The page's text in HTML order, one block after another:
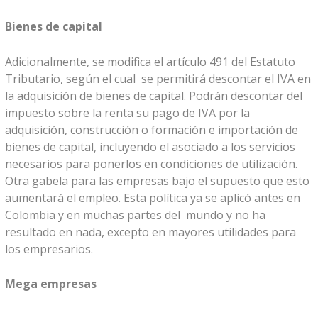
Bienes de capital
Adicionalmente, se modifica el artículo 491 del Estatuto
Tributario, según el cual se permitirá descontar el IVA en
la adquisición de bienes de capital. Podrán descontar del
impuesto sobre la renta su pago de IVA por la
adquisición, construcción o formación e importación de
bienes de capital, incluyendo el asociado a los servicios
necesarios para ponerlos en condiciones de utilización.
Otra gabela para las empresas bajo el supuesto que esto
aumentará el empleo. Esta política ya se aplicó antes en
Colombia y en muchas partes del mundo y no ha
resultado en nada, excepto en mayores utilidades para
los empresarios.
Mega empresas